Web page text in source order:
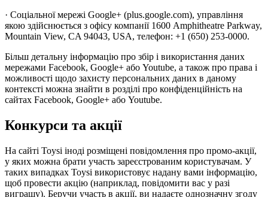
· Соціальної мережі Google+ (plus.google.com), управління
якою здійснюється з офісу компанії 1600 Amphitheatre Parkway,
Mountain View, CA 94043, USA, телефон: +1 (650) 253-0000.
Більш детальну інформацію про збір і використання даних
мережами Facebook, Google+ або Youtube, а також про права і
можливості щодо захисту персональних даних в даному
контексті можна знайти в розділі про конфіденційність на
сайтах Facebook, Google+ або Youtube.
Конкурси та акції
На сайті Toysi іноді розміщені повідомлення про промо-акції,
у яких можна брати участь зареєстрованим користувачам. У
таких випадках Toysi використовує надану вами інформацію,
щоб провести акцію (наприклад, повідомити вас у разі
виграшу). Беручи участь в акції, ви надаєте однозначну згоду